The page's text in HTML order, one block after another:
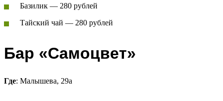
Базилик — 280 рублей
Тайский чай — 280 рублей
Бар «Самоцвет»
Где: Малышева, 29а